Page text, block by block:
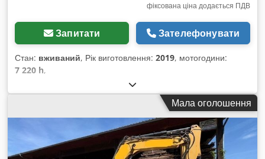
фіксована ціна додається ПДВ
Запитати Зателефонувати
Стан: вживаний, Рік виготовлення: 2019, мотогодини:
7 220 h,
Мала оголошення